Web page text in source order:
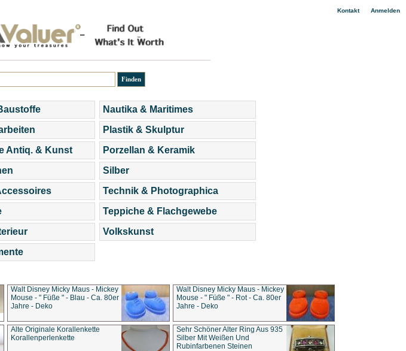
Kontakt| Anmelden
Antiq. & Kunst
Nautika & Maritimes
Plastik & Skulptur
Porzellan & Keramik
Silber
Technik & Photographica
Teppiche & Flachgewebe
Volkskunst
Walt Disney Micky Maus - Mickey
Mouse - " Füße " - Blau - Ca. 80er
Jahre - Deko
Walt Disney Micky Maus - Mickey
Mouse - " Füße " - Rot - Ca. 80er
Jahre - Deko
Alte Originale Korallenkette
Korallenperlenkette
Sehr Schöner Alter Ring Aus 935
Silber Mit Weißen Und
Rubinfarbenen Steinen